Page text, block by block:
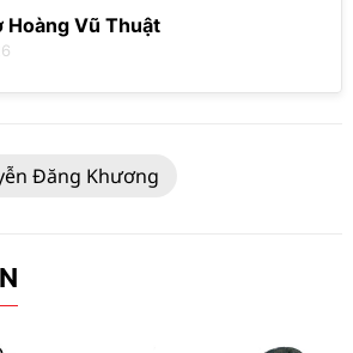
Hoàng Vũ Thuật
Đăng Khương